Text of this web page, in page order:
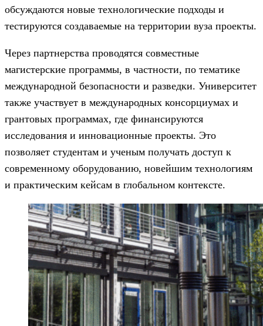
обсуждаются новые технологические подходы и
тестируются создаваемые на территории вуза проекты.
Через партнерства проводятся совместные
магистерские программы, в частности, по тематике
международной безопасности и разведки. Университет
также участвует в международных консорциумах и
грантовых программах, где финансируются
исследования и инновационные проекты. Это
позволяет студентам и ученым получать доступ к
современному оборудованию, новейшим технологиям
и практическим кейсам в глобальном контексте.